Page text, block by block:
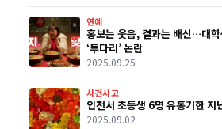
연예
홍보는 웃음, 결과는 배신…대학
‘투다리’ 논란
2025.09.25
사건사고
인천서 초등생 6명 유통기한 지
2025.09.02